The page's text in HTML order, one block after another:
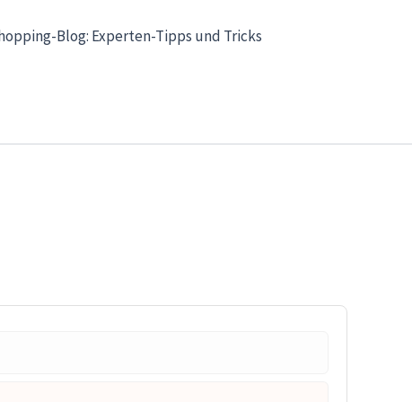
Blog: Experten-Tipps und Tricks